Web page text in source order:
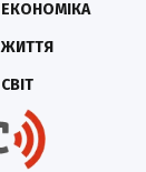
ЕКОНОМІКА
ЖИТТЯ
СВІТ